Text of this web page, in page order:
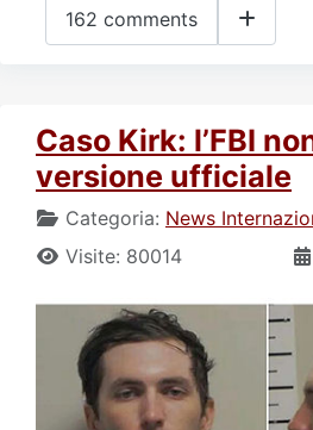
162 comments
Caso Kirk: l’FBI
versione ufficiale
Categoria: News
Visite: 80014